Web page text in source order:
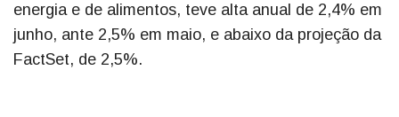
energia e de alimentos, teve alta anual de 2,4% em
junho, ante 2,5% em maio, e abaixo da projeção da
FactSet, de 2,5%.